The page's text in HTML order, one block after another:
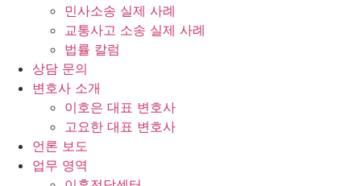
민사소송 실제 사례
교통사고 소송 실제 사례
법률 칼럼
상담 문의
변호사 소개
이호은 대표 변호사
고요한 대표 변호사
언론 보도
업무 영역